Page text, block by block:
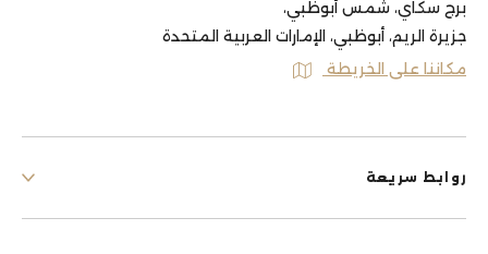
برج سكاي، شمس أبوظبي،
جزيرة الريم، أبوظبي، الإمارات العربية المتحدة
مكاننا على الخريطة
روابط سريعة